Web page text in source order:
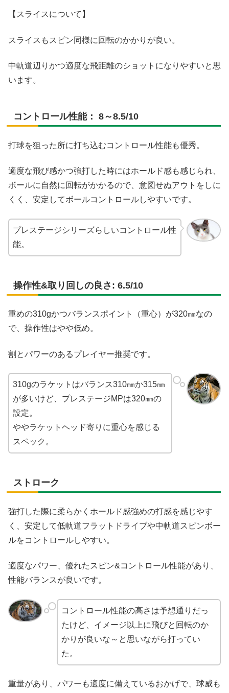
【スライスについて】
スライスもスピン同様に回転のかかりが良い。
中軌道辺りかつ適度な飛距離のショットになりやすいと思
います。
コントロール性能： 8～8.5/10
打球を狙った所に打ち込むコントロール性能も優秀。
適度な飛び感かつ強打した時にはホールド感も感じられ、
ボールに自然に回転がかかるので、意図せぬアウトをしに
くく、安定してボールコントロールしやすいです。
プレステージシリーズらしいコントロール性
能。
操作性&取り回しの良さ: 6.5/10
重めの310gかつバランスポイント（重心）が320㎜なの
で、操作性はやや低め。
割とパワーのあるプレイヤー推奨です。
310gのラケットはバランス310㎜か315㎜
が多いけど、プレステージMPは320㎜の
設定。
ややラケットヘッド寄りに重心を感じる
スペック。
ストローク
強打した際に柔らかくホールド感強めの打感を感じやす
く、安定して低軌道フラットドライブや中軌道スピンボー
ルをコントロールしやすい。
適度なパワー、優れたスピン&コントロール性能があり、
性能バランスが良いです。
コントロール性能の高さは予想通りだっ
たけど、イメージ以上に飛びと回転のか
かりが良いな～と思いながら打ってい
た。
重量があり、パワーも適度に備えているおかげで、球威も